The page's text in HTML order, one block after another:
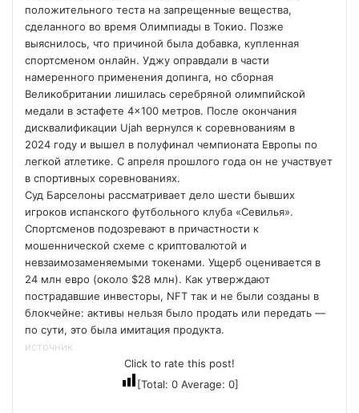
положительного теста на запрещенные вещества,
сделанного во время Олимпиады в Токио. Позже
выяснилось, что причиной была добавка, купленная
спортсменом онлайн. Уджу оправдали в части
намеренного применения допинга, но сборная
Великобритании лишилась серебряной олимпийской
медали в эстафете 4×100 метров. После окончания
дисквалификации Ujah вернулся к соревнованиям в
2024 году и вышел в полуфинал чемпионата Европы по
легкой атлетике. С апреля прошлого года он не участвует
в спортивных соревнованиях.
Суд Барселоны рассматривает дело шести бывших
игроков испанского футбольного клуба «Севилья».
Спортсменов подозревают в причастности к
мошеннической схеме с криптовалютой и
невзаимозаменяемыми токенами. Ущерб оценивается в
24 млн евро (около $28 млн). Как утверждают
пострадавшие инвесторы, NFT так и не были созданы в
блокчейне: активы нельзя было продать или передать —
по сути, это была имитация продукта.
источник
Click to rate this post!
[Total: 0Average: 0]